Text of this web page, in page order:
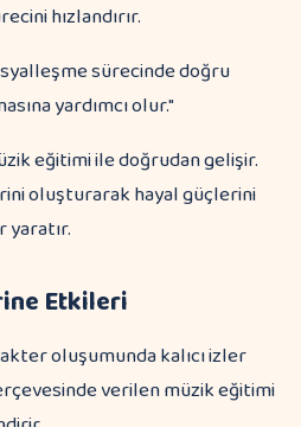
hızlandırır.
sürecinde doğru
yardımcı olur."
eğitimi ile doğrudan gelişir.
oluşturarak hayal güçlerini
yaratır.
Etkileri
oluşumunda kalıcı izler
verilen müzik eğitimi